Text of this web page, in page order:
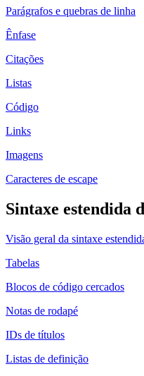
Parágrafos e quebras de linha
Ênfase
Citações
Listas
Código
Links
Imagens
Caracteres de escape
Sintaxe estendida
Visão geral da sintaxe
Tabelas
Blocos de código cercados
Notas de rodapé
IDs de títulos
Listas de definição